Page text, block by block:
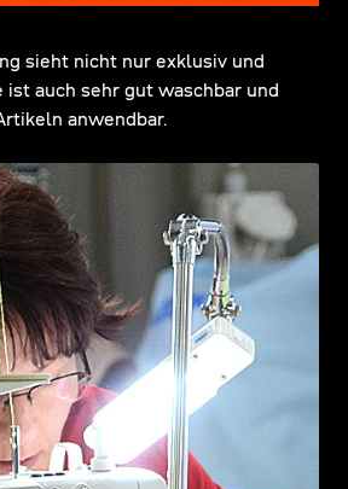
sieht nicht nur exklusiv und
ist auch sehr gut waschbar und
anwendbar.